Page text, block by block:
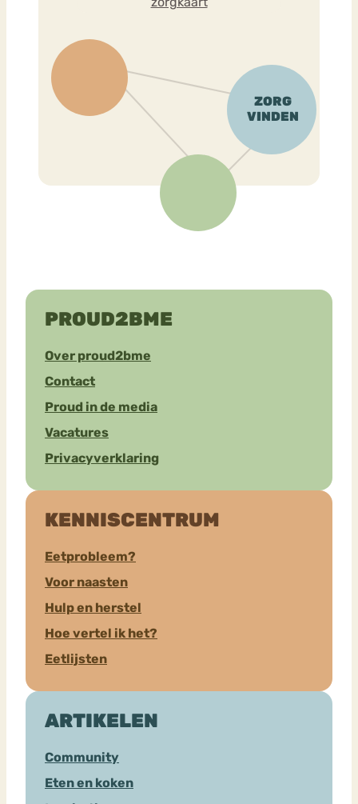
PROUD2BME
Over proud2bme
Contact
Proud in de media
Vacatures
Privacyverklaring
KENNISCENTRUM
Eetprobleem?
Voor naasten
Hulp en herstel
Hoe vertel ik het?
Eetlijsten
ARTIKELEN
Community
Eten en koken